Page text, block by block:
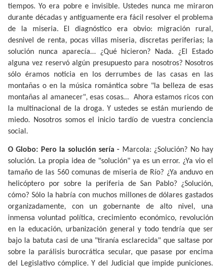
tiempos. Yo era pobre e invisible. Ustedes nunca me miraron
durante décadas y antiguamente era fácil resolver el problema
de la miseria. El diagnóstico era obvio: migración rural,
desnivel de renta, pocas villas miseria, discretas periferias; la
solución nunca aparecía… ¿Qué hicieron? Nada. ¿El Estado
alguna vez reservó algún presupuesto para nosotros? Nosotros
sólo éramos noticia en los derrumbes de las casas en las
montañas o en la música romántica sobre "la belleza de esas
montañas al amanecer", esas cosas…
Ahora estamos ricos con
la multinacional de la droga. Y ustedes se están muriendo de
miedo. Nosotros somos el inicio tardío de vuestra conciencia
social.
O Globo: Pero la solución sería - Marcola: ¿Solución? No hay
solución. La propia idea de "solución" ya es un error. ¿Ya vio el
tamaño de las 560 comunas de miseria de Río? ¿Ya anduvo en
helicóptero por sobre la periferia de San Pablo? ¿Solución,
cómo? Sólo la habría con muchos millones de dólares gastados
organizadamente, con un gobernante de alto nivel, una
inmensa voluntad política, crecimiento económico, revolución
en la educación, urbanización general y todo tendría que ser
bajo la batuta casi de una "tiranía esclarecida" que saltase por
sobre la parálisis burocrática secular, que pasase por encima
del Legislativo cómplice. Y del Judicial que impide puniciones.